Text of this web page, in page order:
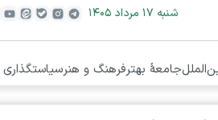
شنبه ۱۷ مرداد ۱۴۰۵
جامعۀ بهترفرهنگ و هنر